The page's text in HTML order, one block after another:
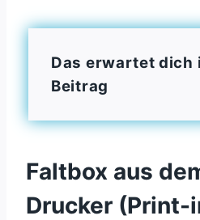
Das erwartet dich
Beitrag
Faltbox aus
Drucker (Print-